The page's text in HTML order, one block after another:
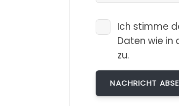
Ich stimme
Daten wie in
zu.